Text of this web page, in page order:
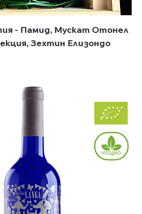
- Памид, Мускат Отонел
Зехтин Елизондо